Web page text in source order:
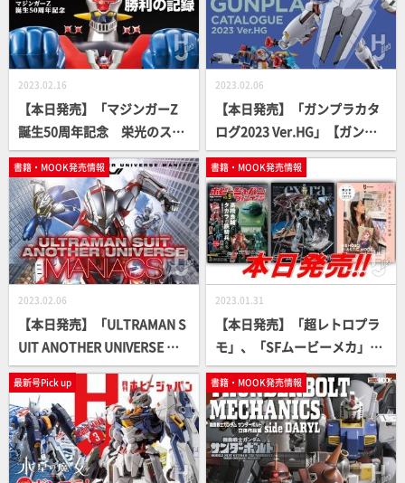
2023.02.16
【本日発売】「マジンガーZ
誕生50周年記念 栄光のスー
パーロボット マジンガーZ
勝利の記録」【永井豪】
2023.02.06
【本日発売】「ガンプラカタ
ログ2023 Ver.HG」【ガンダ
ム】
書籍・MOOK発売情報
2023.02.06
【本日発売】「ULTRAMAN S
UIT ANOTHER UNIVERSE MA
NIACS」【UAU】
書籍・MOOK発売情報
2023.01.31
【本日発売】「超レトロプラ
モ」、「SFムービーメカ」、
「美少女プラモ」書籍続々登
場！
最新号Pick up 書籍・MOOK発売情報